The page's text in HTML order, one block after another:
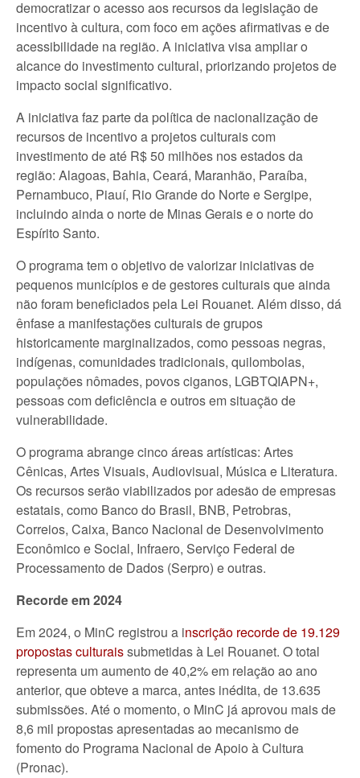
democratizar o acesso aos recursos da legislação de
incentivo à cultura, com foco em ações afirmativas e de
acessibilidade na região. A iniciativa visa ampliar o
alcance do investimento cultural, priorizando projetos de
impacto social significativo.
A iniciativa faz parte da política de nacionalização de
recursos de incentivo a projetos culturais com
investimento de até R$ 50 milhões nos estados da
região: Alagoas, Bahia, Ceará, Maranhão, Paraíba,
Pernambuco, Piauí, Rio Grande do Norte e Sergipe,
incluindo ainda o norte de Minas Gerais e o norte do
Espírito Santo.
O programa tem o objetivo de valorizar iniciativas de
pequenos municípios e de gestores culturais que ainda
não foram beneficiados pela Lei Rouanet. Além disso, dá
ênfase a manifestações culturais de grupos
historicamente marginalizados, como pessoas negras,
indígenas, comunidades tradicionais, quilombolas,
populações nômades, povos ciganos, LGBTQIAPN+,
pessoas com deficiência e outros em situação de
vulnerabilidade.
O programa abrange cinco áreas artísticas: Artes
Cênicas, Artes Visuais, Audiovisual, Música e Literatura.
Os recursos serão viabilizados por adesão de empresas
estatais, como Banco do Brasil, BNB, Petrobras,
Correios, Caixa, Banco Nacional de Desenvolvimento
Econômico e Social, Infraero, Serviço Federal de
Processamento de Dados (Serpro) e outras.
Recorde em 2024
Em 2024, o MinC registrou a inscrição recorde de 19.129
propostas culturaissubmetidas à Lei Rouanet. O total
representa um aumento de 40,2% em relação ao ano
anterior, que obteve a marca, antes inédita, de 13.635
submissões. Até o momento, o MinC já aprovou mais de
8,6 mil propostas apresentadas ao mecanismo de
fomento do Programa Nacional de Apoio à Cultura
(Pronac).